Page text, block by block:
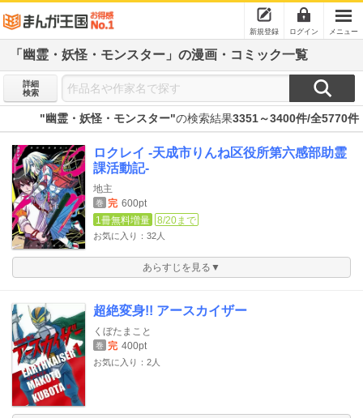
新規登録 ログイン メニュー
「幽霊・妖怪・モンスター」の漫画・コミック一覧
詳細
検索
"幽霊・妖怪・モンスター"の検索結果3351～3400件/全5770件
ロクレイ -天成市りんね区役所第六感部助霊
課活動記-
地主
巻 完 600pt
1冊無料増量
8/20まで
お気に入り：32人
あらすじを見る▼
超絶変身!! アースカイザー
くぼたまこと
巻 完 400pt
お気に入り：2人